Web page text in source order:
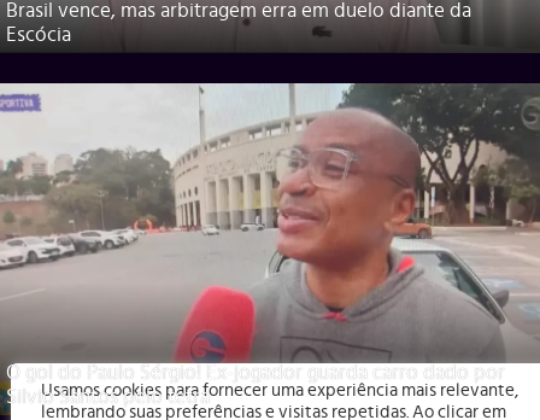
Brasil vence, mas arbitragem erra em duelo diante da
Escócia
O gol do Paulo Sérgio! Ex-jogador guarda carro dado por
Silvio Santos pelo tetra
Usamos cookies para fornecer uma experiência mais relevante,
lembrando suas preferências e visitas repetidas. Ao clicar em